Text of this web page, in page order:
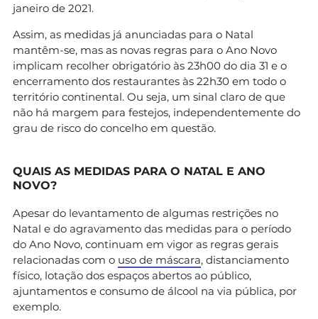
janeiro de 2021.
Assim, as medidas já anunciadas para o Natal
mantêm-se, mas as novas regras para o Ano Novo
implicam recolher obrigatório às 23h00 do dia 31 e o
encerramento dos restaurantes às 22h30 em todo o
território continental. Ou seja, um sinal claro de que
não há margem para festejos, independentemente do
grau de risco do concelho em questão.
QUAIS AS MEDIDAS PARA O NATAL E ANO
NOVO?
Apesar do levantamento de algumas restrições no
Natal e do agravamento das medidas para o período
do Ano Novo, continuam em vigor as regras gerais
relacionadas com o uso de máscara, distanciamento
físico, lotação dos espaços abertos ao público,
ajuntamentos e consumo de álcool na via pública, por
exemplo.